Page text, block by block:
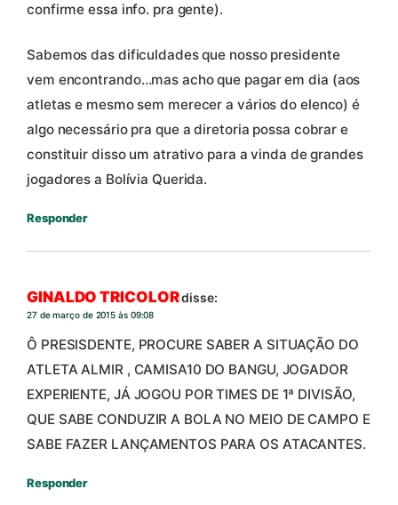
confirme essa info. pra gente).
Sabemos das dificuldades que nosso presidente
vem encontrando…mas acho que pagar em dia (aos
atletas e mesmo sem merecer a vários do elenco) é
algo necessário pra que a diretoria possa cobrar e
constituir disso um atrativo para a vinda de grandes
jogadores a Bolívia Querida.
Responder
GINALDO TRICOLORdisse:
27 de março de 2015 às 09:08
Ô PRESISDENTE, PROCURE SABER A SITUAÇÃO DO
ATLETA ALMIR , CAMISA10 DO BANGU, JOGADOR
EXPERIENTE, JÁ JOGOU POR TIMES DE 1ª DIVISÃO,
QUE SABE CONDUZIR A BOLA NO MEIO DE CAMPO E
SABE FAZER LANÇAMENTOS PARA OS ATACANTES.
Responder